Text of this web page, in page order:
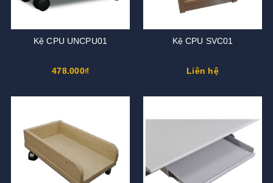
Kệ CPU UNCPU01
478.000₫
Kệ CPU SVC01
Liên hệ